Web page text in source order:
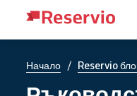
Начало / Reservio